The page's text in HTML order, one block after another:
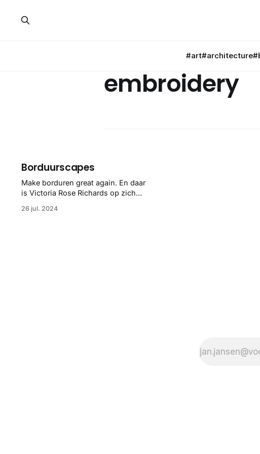
#art#architecture
embroidery
Borduurscapes
Make borduren great again. En daar
is Victoria Rose Richards op zich
van verschillende soort
26 jul. 2024